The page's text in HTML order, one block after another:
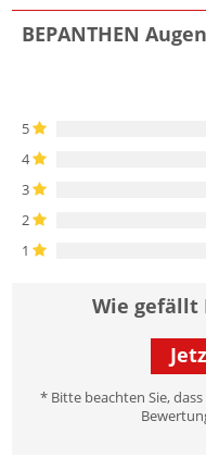
BEPANTHEN
5
4
3
2
1
Wie gefällt
* Bitte beachten Sie,